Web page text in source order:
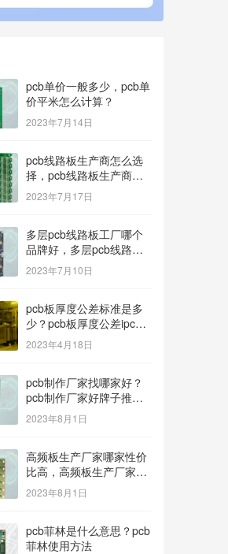
pcb单价一般多少，pcb单
价平米怎么计算？
2023年7月14日
pcb线路板生产商怎么选
择，pcb线路板生产商找
哪家好？
2023年7月17日
多层pcb线路板工厂哪个
品牌好，多层pcb线路板
厂家哪家产品好？
2023年7月10日
pcb板厚度公差标准是多
少？pcb板厚度公差ipc标
准
2023年4月18日
pcb制作厂家找哪家好？
pcb制作厂家好牌子推
荐！
2023年8月1日
高频板生产厂家哪家性价
比高，高频板生产厂家哪
个公司的好？
2023年8月1日
pcb菲林是什么意思？pcb
菲林使用方法